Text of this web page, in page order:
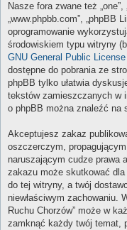
Nasze fora zwane też „one”,
„www.phpbb.com”, „phpBB
oprogramowanie
środowiskiem typu witryny
GNU General Public
dostępne do pobrania ze
phpBB tylko ułatwia
tekstów zamieszczanych w
o phpBB można znaleźć na
Akceptujesz zakaz
oszczerczym,
naruszającym cudze prawa
zakazu może skutkować
do tej witryny, a twój
niewłaściwym zachowaniu.
Ruchu Chorzów” może w
zamknąć każdy twój temat,